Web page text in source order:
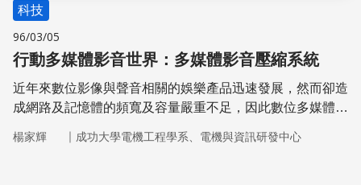
科技
96/03/05
行動多媒體影音世界：多媒體影音壓縮系統
近年來數位影像與聲音相關的娛樂產品迅速發展，然而卻造
成網路及記憶體的頻寬及容量嚴重不足，因此數位多媒體的
楊家輝 ｜ 成功大學電機工程學系、電機與資訊研發中心